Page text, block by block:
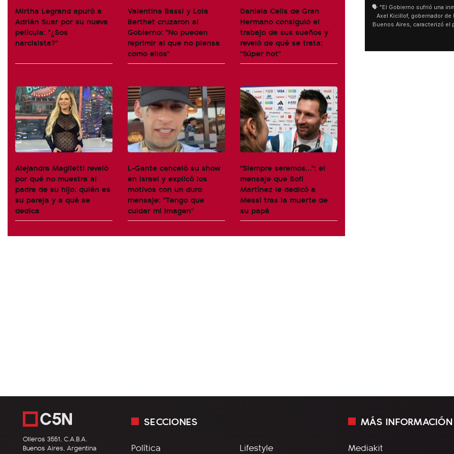
Mirtha Legrand apuró a
Adrián Suar por su nueva
película: "¿Sos
narcisista?"
Valentina Bassi y Lola
Berthet cruzaron al
Gobierno: "No pueden
reprimir al que no piensa
como ellos"
Daniela Celis de Gran
Hermano consiguió el
trabajo de sus sueños y
reveló de qué se trata:
"Súper hot"
Alejandra Maglietti reveló
por qué no muestra al
padre de su hijo: quién es
su pareja y a qué se
dedica
L-Gante canceló su show
en Israel y explicó los
motivos con un duro
mensaje: "Tengo que
cuidar mi imagen"
"Siempre seremos...": el
mensaje que Sofi
Martínez le dedicó a
Messi tras la muerte de
su papá
🗣️ "El Gobierno sufrió una
Axel Kicillof, gobernador de
Buenos Aires, caracterizó el
como "una lista sábana con
y destacó "la movilización
Olleros 3551, C.A.B.A.
Buenos Aires, Argentina
SECCIONES
Política Lifestyle
MÁS INFORMACIÓN
Mediakit